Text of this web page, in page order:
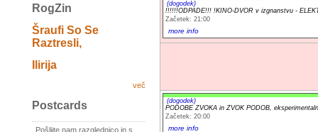
RogZin
Šraufi So Se
Raztresli,
Ilirija
več
Postcards
Pošljite nam razglednico in s
(dogodek)
!!!!!!ODPADE!!! !KINO-DVOR v izgnanstvu -
Začetek: 21:00
more info
(dogodek)
PODOBE ZVOKA in ZVOK PODOB,
Začetek: 20:00
more info